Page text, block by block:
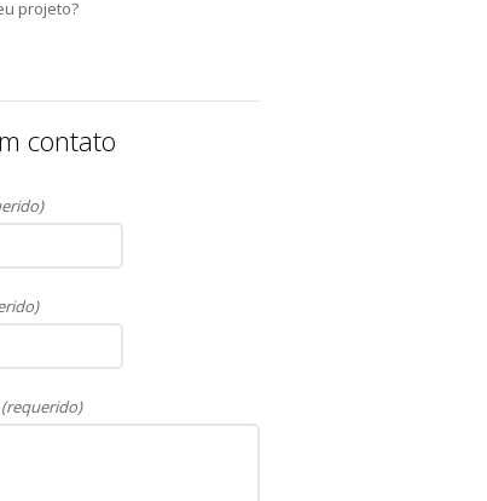
projeto?
contato
(requerido)